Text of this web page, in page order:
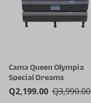
Cama Queen Olympia
Special Dreams
Q3,990.00
Q2,199.00